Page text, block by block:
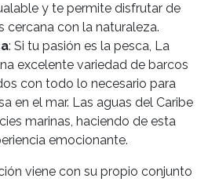
y te permite disfrutar de
cercana con la naturaleza.
: Si tu pasión es la pesca, La
excelente variedad de barcos
con todo lo necesario para
en el mar. Las aguas del Caribe
marinas, haciendo de esta
emocionante.
viene con su propio conjunto